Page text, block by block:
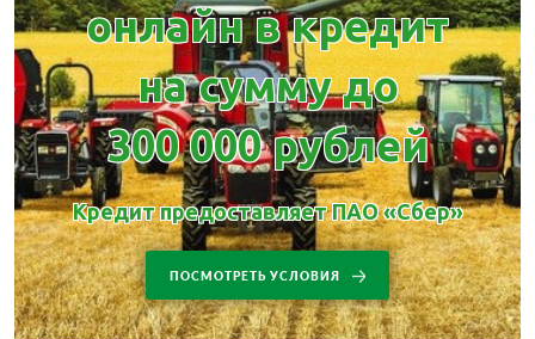
онлайн в кредит
на сумму до
300 000 рублей
Кредит предоставляет ПАО «Сбер»
ПОСМОТРЕТЬ УСЛОВИЯ